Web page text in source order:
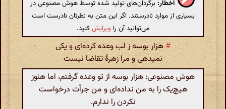
اخطار: برگردان‌های تولید شده توسط هوش مصنوعی در
بسیاری از موارد نادرستند. اگر این متن به نظرتان نادرست است
می‌توانید آن را ویرایشکنید.
# هزار بوسه ز لب وعده کرده‌ای و یکی
نمیدهی و مرا زهرهٔ تقاضا نیست
هوش مصنوعی: هزار بوسه از تو وعده گرفتم، اما هنوز
هیچ‌یک را به من نداده‌ای و من جرأت درخواست
نکردن را ندارم.